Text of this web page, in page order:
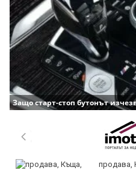
Защо старт-стоп бутонът
продава,